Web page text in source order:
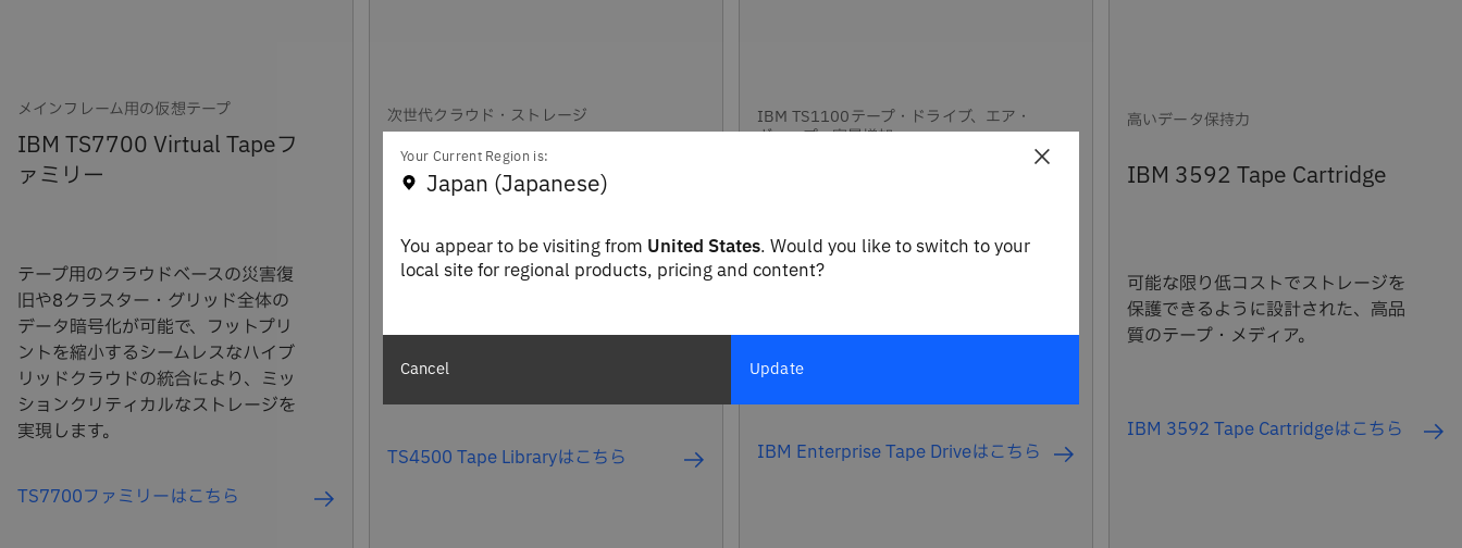
メインフレーム用の仮想テープ
IBM TS7700 Virtual Tapeフ
ァミリー
テープ用のクラウドベースの災害復
旧や8クラスター・グリッド全体の
データ暗号化が可能で、フットプリ
ントを縮小するシームレスなハイブ
リッドクラウドの統合により、ミッ
ションクリティカルなストレージを
実現します。
TS7700ファミリーはこちら
次世代クラウド・ストレージ
IBM Enterprise Tape Drive
を備えたIBM TS4500
ストレージです。
TS4500 Tape Libraryはこちら
IBM TS1100テープ・ドライブ、エア・
ギャップ、容量増加
れた長期データ保持インフラストラ
クチャーを簡単に構築できます。
IBM Enterprise Tape Driveはこちら
高いデータ保持力
IBM 3592 Tape Cartridge
可能な限り低コストでストレージを
保護できるように設計された、高品
質のテープ・メディア。
IBM 3592 Tape Cartridgeはこちら
×
Your Current Region is:
Japan (Japanese)
You appear to be visiting from United States. Would you like to switch to your
local site for regional products, pricing and content?
Cancel Update